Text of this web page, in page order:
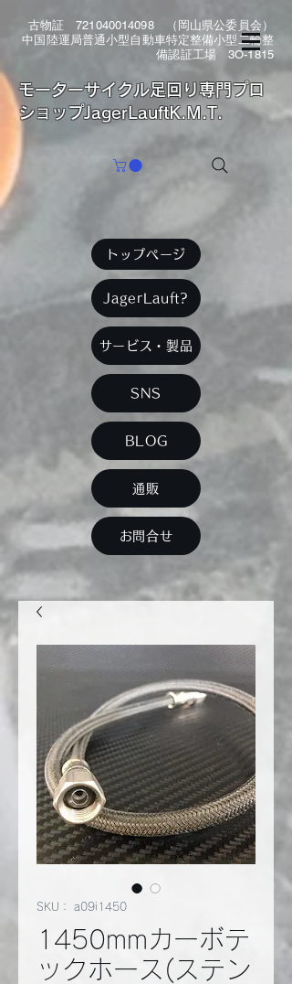
古物証 721040014098（岡山県公委員会）
中国陸運局普通小型自動車特定整備小型二輪整
備認証工場 3O-1815
​モーターサイクル足回り専門プロ
ショップJagerLauftK.M.T.
トップページ
JagerLauft?
サービス・製品
SNS
BLOG
通販
お問合せ
SKU： a09i1450
1450mmカーボテ
ックホース(ステン